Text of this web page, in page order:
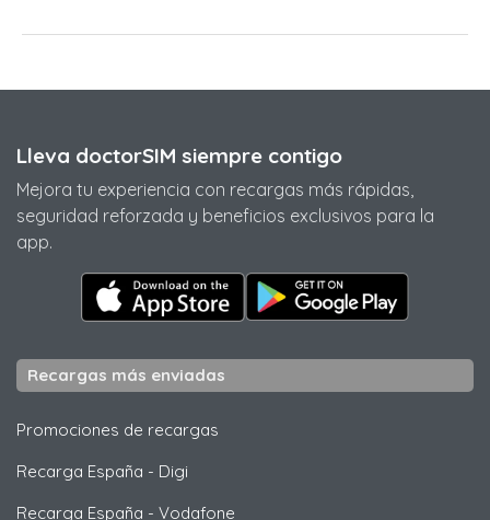
Lleva doctorSIM siempre contigo
Mejora tu experiencia con recargas más rápidas,
seguridad reforzada y beneficios exclusivos para la
app.
Recargas más enviadas
Promociones de recargas
Recarga España - Digi
Recarga España - Vodafone